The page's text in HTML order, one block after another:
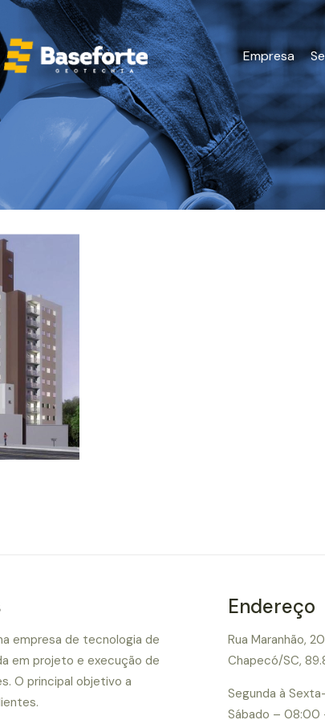
Empresa
empresa de tecnologia de
em projeto e execução de
O principal objetivo a
Endereço
Rua Maranhão,
Chapecó/SC,
Segunda à
Sábado – 08:00